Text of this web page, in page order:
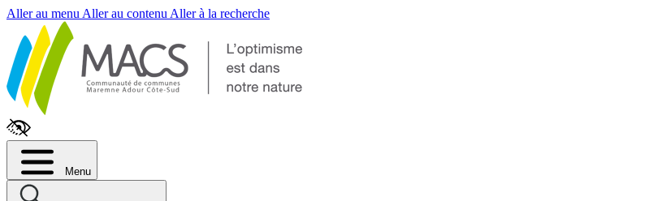
Aller au menu Aller au contenu Aller à la recherche
Menu
Fenêtre
de
chat